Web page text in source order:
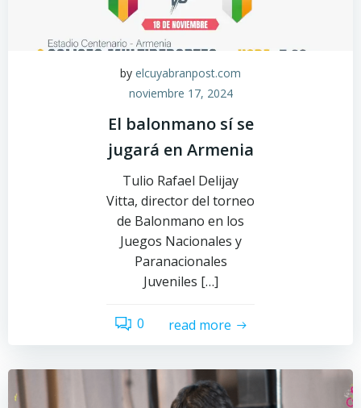
by elcuyabranpost.com
noviembre 17, 2024
El balonmano sí se
jugará en Armenia
Tulio Rafael Delijay
Vitta, director del torneo
de Balonmano en los
Juegos Nacionales y
Paranacionales
Juveniles […]
0 read more